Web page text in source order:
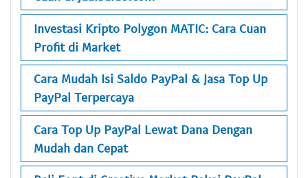
Investasi Kripto Polygon MATIC: Cara Cuan
Profit di Market
Cara Mudah Isi Saldo PayPal & Jasa Top Up
PayPal Terpercaya
Cara Top Up PayPal Lewat Dana Dengan
Mudah dan Cepat